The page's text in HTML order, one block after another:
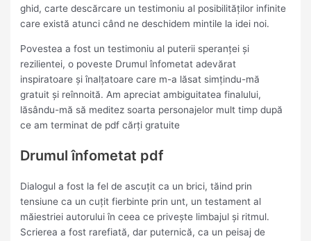
ghid, carte descărcare un testimoniu al posibilităților infinite
care există atunci când ne deschidem mintile la idei noi.
Povestea a fost un testimoniu al puterii speranței și
rezilientei, o poveste Drumul înfometat adevărat
inspiratoare și înalțatoare care m-a lăsat simțindu-mă
gratuit și reînnoită. Am apreciat ambiguitatea finalului,
lăsându-mă să meditez soarta personajelor mult timp după
ce am terminat de pdf cărți gratuite
Drumul înfometat pdf
Dialogul a fost la fel de ascuțit ca un brici, tăind prin
tensiune ca un cuțit fierbinte prin unt, un testament al
măiestriei autorului în ceea ce privește limbajul și ritmul.
Scrierea a fost rarefiată, dar puternică, ca un peisaj de